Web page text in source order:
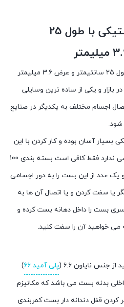
بست کمربندی پلاستیکی با طول 25
بست کمربندی پلاستیکی با طول 25 سانتیمتر و عرض 3.6 میلیمتر
بازار و یکی از ساده ترین وسایلی
اجسام مختلف به یکدیگر در صنایع
شود.
بسیار آسان بوده و کار کردن با این
نوع بست نیاز به ابزار مخصوصی ندارد فقط کافی است بسته بندی 100
یک عدد از این بست را به دور اجسامی
یا سفت کردن و یا اتصال آن ها به
بست را داخل دهانه بست کرده و
می خواهید آن را سفت کنید.
جنس نایلون ۶.۶ ( پلی آمید ۶۶
)
بدنه بست می باشد که مکانیزم
قفل دندانه دار بست کمربندی